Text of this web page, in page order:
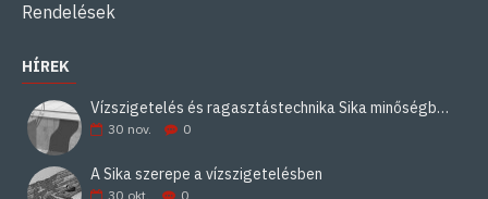
Rendelések
HÍREK
Vízszigetelés és ragasztástechnika Sika minőségben
30 nov. 0
A Sika szerepe a vízszigetelésben
30 okt. 0